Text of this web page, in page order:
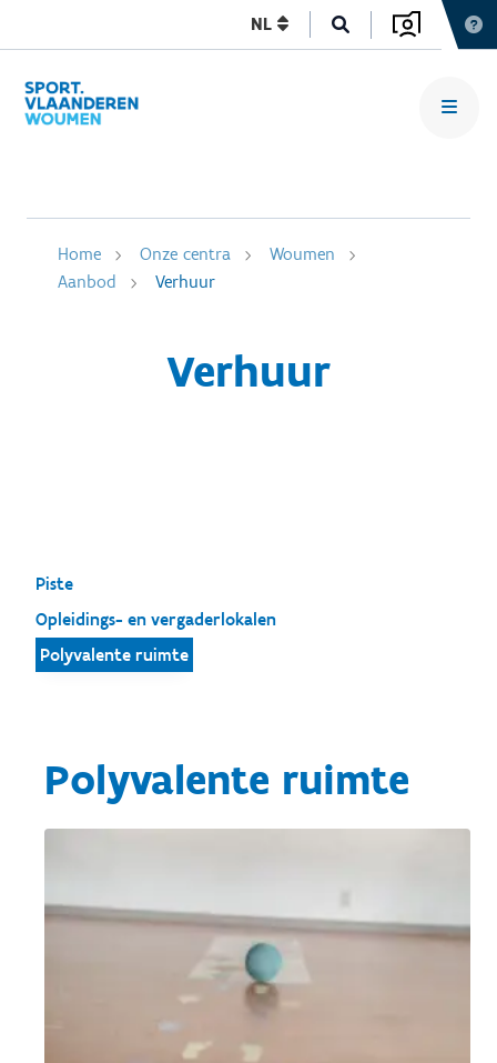
NL
Home Onze centra
Woumen
Aanbod
Verhuur
Verhuur
Piste
Opleidings- en vergaderlokalen
Polyvalente ruimte
Polyvalente ruimte